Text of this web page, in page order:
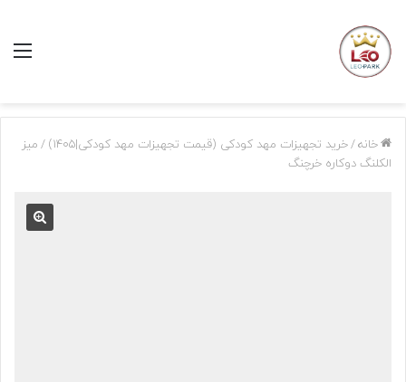
خانه/خرید تجهیزات مهد کودکی (قیمت تجهیزات مهد کودکی|1405) / میز
الکلنگ دوکاره خرچنگ